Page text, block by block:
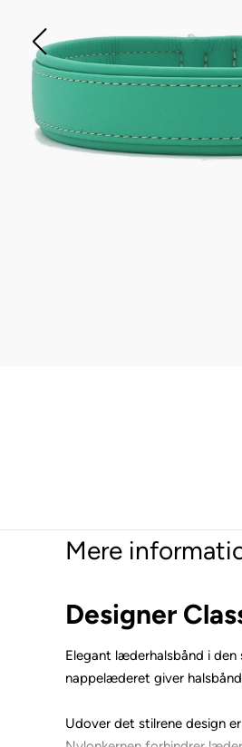
Mere
Designer
Elegant læderhalsbånd i
nappelæderet giver
Udover det stilrene design